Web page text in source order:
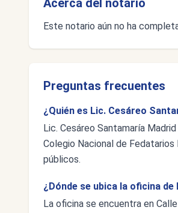
Acerca del notario
Este notario aún no ha
Preguntas frecuentes
¿Quién es Lic. Cesáreo
Lic. Cesáreo Santamaría
Colegio Nacional de
públicos.
¿Dónde se ubica la oficina
La oficina se encuentra en